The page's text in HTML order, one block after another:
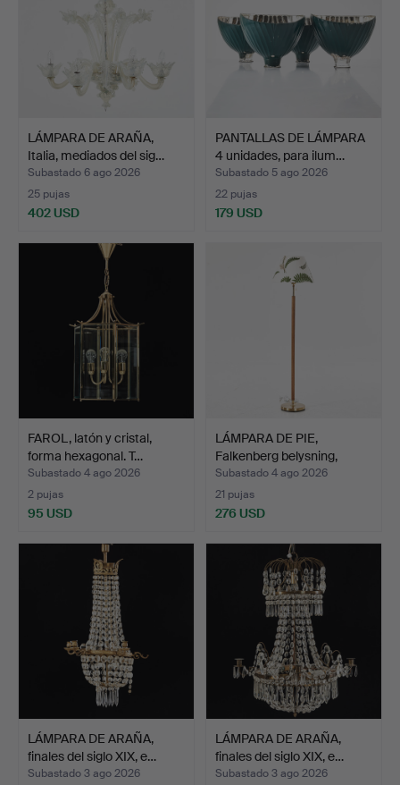
LÁMPARA DE ARAÑA,
Italia, mediados del sig…
Subastado 6 ago 2026
25 pujas
402 USD
PANTALLAS DE LÁMPARA
4 unidades, para ilum…
Subastado 5 ago 2026
22 pujas
179 USD
FAROL, latón y cristal,
forma hexagonal. T…
Subastado 4 ago 2026
2 pujas
95 USD
LÁMPARA DE PIE,
Falkenberg belysning,
déca…
Subastado 4 ago 2026
21 pujas
276 USD
LÁMPARA DE ARAÑA,
finales del siglo XIX, e…
Subastado 3 ago 2026
LÁMPARA DE ARAÑA,
finales del siglo XIX, e…
Subastado 3 ago 2026